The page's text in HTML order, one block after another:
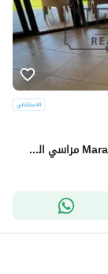
فيلا مستقلة مفروشه تطل علي ليك و جولف في Marassi مراسي الساحل الشمالي استلام فوري من اعمار